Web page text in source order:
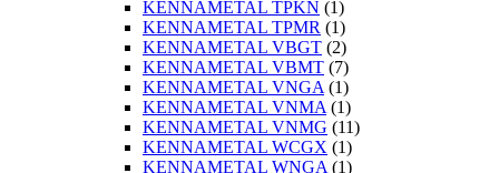
KENNAMETAL TPKN (1)
KENNAMETAL TPMR (1)
KENNAMETAL VBGT (2)
KENNAMETAL VBMT (7)
KENNAMETAL VNGA (1)
KENNAMETAL VNMA (1)
KENNAMETAL VNMG (11)
KENNAMETAL WCGX (1)
KENNAMETAL WNGA (1)